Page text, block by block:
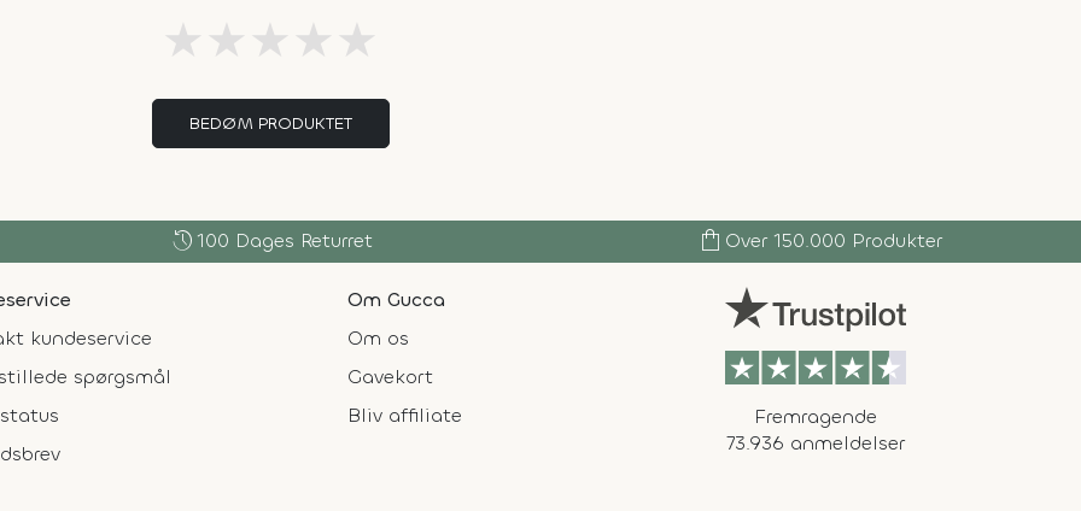
★★★★★
BEDØM PRODUKTET
history 100 Dages Returret shopping_bag Over 150.000 Produkter
kundeservice
spørgsmål
Om Gucca
Om os
Gavekort
Bliv affiliate
Fremragende
73.936 anmeldelser